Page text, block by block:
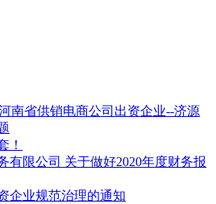
南省供销电商公司出资企业--济源
！
有限公司 关于做好2020年度财务报
企业规范治理的通知